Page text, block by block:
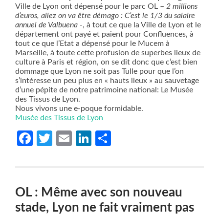
Ville de Lyon ont dépensé pour le parc OL –2 millions
d’euros, allez on va être démago : C’est le 1/3 du salaire
annuel de Valbuena -, à tout ce que la Ville de Lyon et le
département ont payé et paient pour Confluences, à
tout ce que l’Etat a dépensé pour le Mucem à
Marseille, à toute cette profusion de superbes lieux de
culture à Paris et région, on se dit donc que c’est bien
dommage que Lyon ne soit pas Tulle pour que l’on
s’intéresse un peu plus en « hauts lieux » au sauvetage
d’une pépite de notre patrimoine national: Le Musée
des Tissus de Lyon.
Nous vivons une e-poque formidable.
Musée des Tissus de Lyon
Facebook
Twitter
EmailLinkedIn
OL : Même avec son nouveau
stade, Lyon ne fait vraiment pas